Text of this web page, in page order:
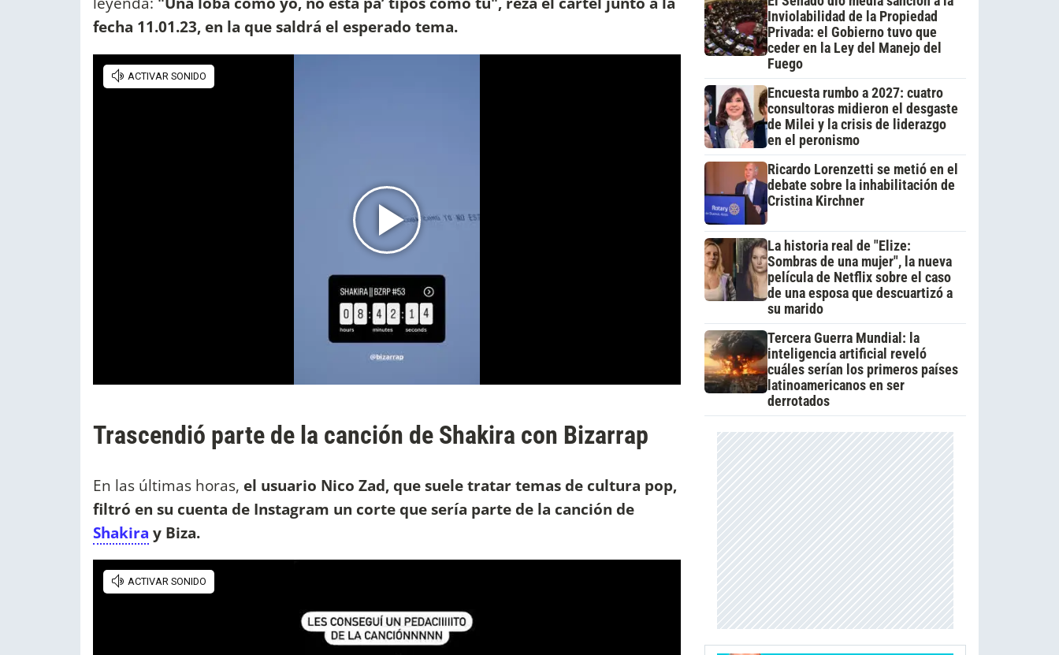
fecha 11.01.23, en la que saldrá el esperado tema.
Trascendió parte de la canción de Shakira con Bizarrap
En las últimas horas, el usuario Nico Zad, que suele tratar temas de cultura pop,
filtró en su cuenta de Instagram un corte que sería parte de la canción de
Shakira y Biza.
Inviolabilidad de la Propiedad
Privada: el Gobierno tuvo que
ceder en la Ley del Manejo del
Fuego
Encuesta rumbo a 2027: cuatro
consultoras midieron el desgaste
de Milei y la crisis de liderazgo
en el peronismo
Ricardo Lorenzetti se metió en el
debate sobre la inhabilitación de
Cristina Kirchner
La historia real de "Elize:
Sombras de una mujer", la nueva
película de Netflix sobre el caso
de una esposa que descuartizó a
su marido
Tercera Guerra Mundial: la
inteligencia artificial reveló
cuáles serían los primeros países
latinoamericanos en ser
derrotados